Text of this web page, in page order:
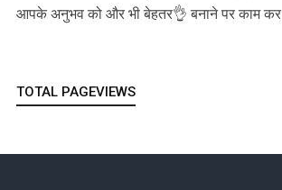
आपके अनुभव को और भी बेहतर👌 बनाने पर काम कर
TOTAL PAGEVIEWS